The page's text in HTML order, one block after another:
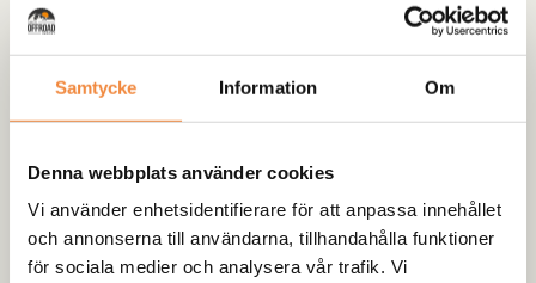
Samtycke Information Om
Denna webbplats använder cookies
Vi använder enhetsidentifierare för att anpassa innehållet
och annonserna till användarna, tillhandahålla funktioner
för sociala medier och analysera vår trafik. Vi
kr)
Dimljus LED infällda 2st
(+1330,00
Shackel 2st 4.75ton(+228,00kr)
- + Lägg till i varukorg
Artikelnr:Z033 Kategori:Kofångare